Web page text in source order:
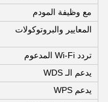
مع وظيفة المودم
المعايير والبروتوكولات
تردد Wi-Fi المدعوم
يدعم الـ WDS
يدعم WPS